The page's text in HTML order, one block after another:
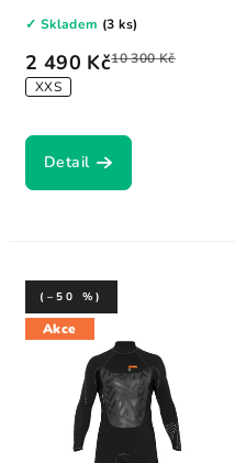
2 490 Kč10 300 Kč
XXS
✓ Skladem (3 ks)
Detail
Akce
(–50 %)